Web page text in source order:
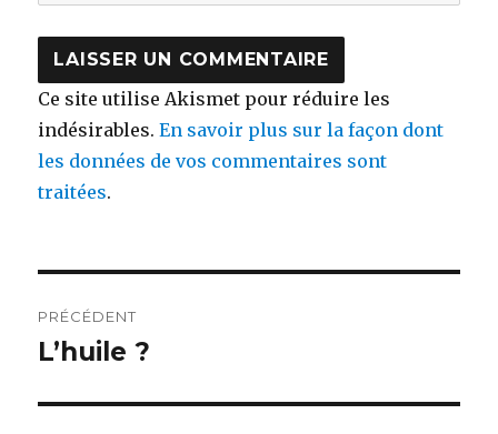
Ce site utilise Akismet pour réduire les
indésirables.En savoir plus sur la façon dont
les données de vos commentaires sont
traitées.
de
PRÉCÉDENT
Publication
L’huile ?